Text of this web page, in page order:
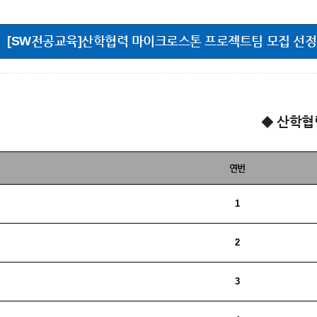
[SW전공교육]산학협력 마이크로스톤 프로젝트팀 모집 선
◆ 산학협
연번
1
2
3